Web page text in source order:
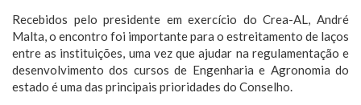
Recebidos pelo presidente em exercício do Crea-AL, André
Malta, o encontro foi importante para o estreitamento de laços
entre as instituições, uma vez que ajudar na regulamentação e
desenvolvimento dos cursos de Engenharia e Agronomia do
estado é uma das principais prioridades do Conselho.